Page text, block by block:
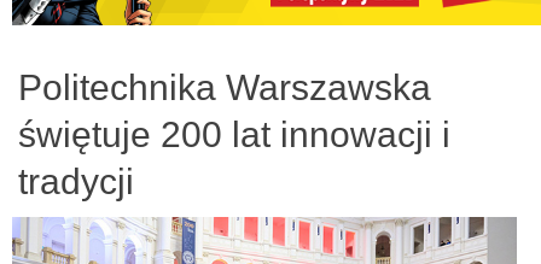
Politechnika Warszawska
świętuje 200 lat innowacji i
tradycji